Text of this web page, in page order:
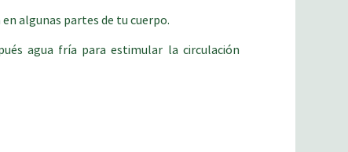
algunas partes de tu cuerpo.
agua fría para estimular la circulación